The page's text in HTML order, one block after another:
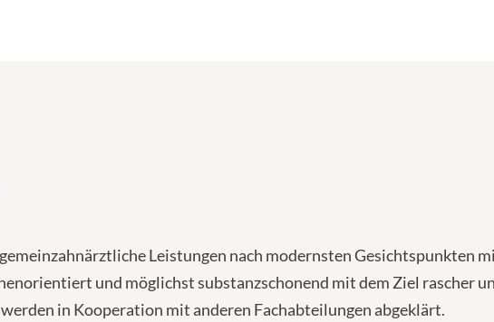
Leistungen nach modernsten Gesichtspunkten
und möglichst substanzschonend mit dem Ziel rascher
in Kooperation mit anderen Fachabteilungen abgeklärt.